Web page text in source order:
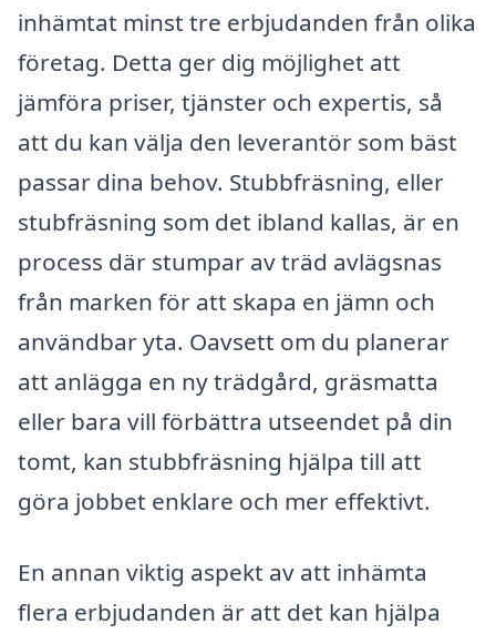
inhämtat minst tre erbjudanden från olika
företag. Detta ger dig möjlighet att
jämföra priser, tjänster och expertis, så
att du kan välja den leverantör som bäst
passar dina behov. Stubbfräsning, eller
stubfräsning som det ibland kallas, är en
process där stumpar av träd avlägsnas
från marken för att skapa en jämn och
användbar yta. Oavsett om du planerar
att anlägga en ny trädgård, gräsmatta
eller bara vill förbättra utseendet på din
tomt, kan stubbfräsning hjälpa till att
göra jobbet enklare och mer effektivt.
En annan viktig aspekt av att inhämta
flera erbjudanden är att det kan hjälpa